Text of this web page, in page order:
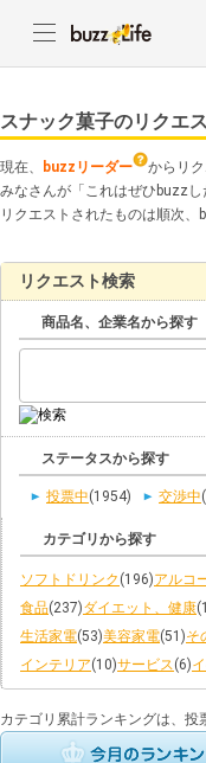
スナック菓子のリクエ
現在、 buzzリーダー
からリ
みなさんが「これはぜひbuzz
リクエストされたものは順次
リクエスト検索
商品名、企業名から探す
ステータスから探す
投票中(1954) 交渉中
カテゴリから探す
ソフトドリンク (196)アルコ
食品(237)ダイエット、健康
生活家電(53)美容家電(51)そ
インテリア(10)サービス(6)
カテゴリ累計ランキングは、